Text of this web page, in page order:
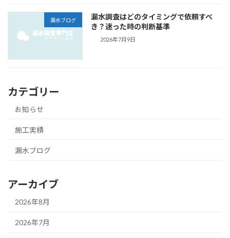
漏水ブログ
漏水調査はどのタイミングで依頼すべ
き？迷った時の判断基準
2026年7月9日
カテゴリー
お知らせ
施工実績
漏水ブログ
アーカイブ
2026年8月
2026年7月